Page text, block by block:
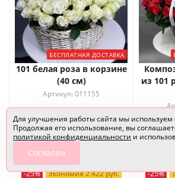
БЕСПЛАТНАЯ ДОСТАВКА
101 белая роза в корзине
(40 см)
Артикул: 011155
CashBack 484 руб. ?
9 685руб.
-25%
Экономия 2 422 руб.
из 101
-25%
Для улучшения работы сайта мы
Продолжая его использование, вы
политикой конфиденциальности и
Согласен